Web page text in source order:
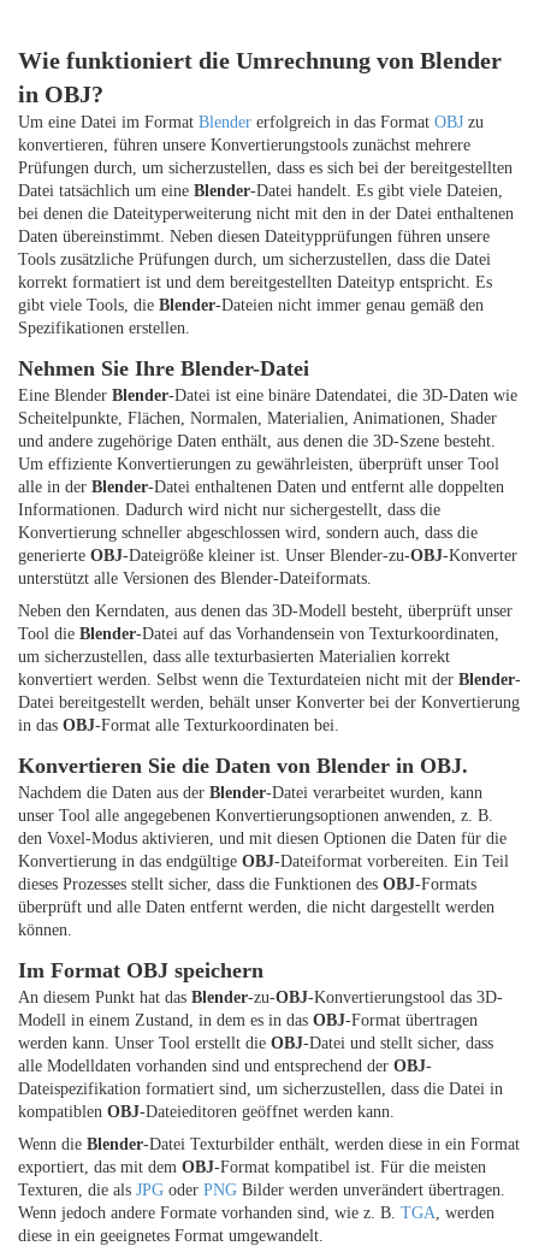
Wie funktioniert die Umrechnung von Blender
in OBJ?
Um eine Datei im Format Blender erfolgreich in das Format OBJ zu
konvertieren, führen unsere Konvertierungstools zunächst mehrere
Prüfungen durch, um sicherzustellen, dass es sich bei der bereitgestellten
Datei tatsächlich um eine Blender-Datei handelt. Es gibt viele Dateien,
bei denen die Dateityperweiterung nicht mit den in der Datei enthaltenen
Daten übereinstimmt. Neben diesen Dateitypprüfungen führen unsere
Tools zusätzliche Prüfungen durch, um sicherzustellen, dass die Datei
korrekt formatiert ist und dem bereitgestellten Dateityp entspricht. Es
gibt viele Tools, die Blender-Dateien nicht immer genau gemäß den
Spezifikationen erstellen.
Nehmen Sie Ihre Blender-Datei
Eine Blender Blender-Datei ist eine binäre Datendatei, die 3D-Daten wie
Scheitelpunkte, Flächen, Normalen, Materialien, Animationen, Shader
und andere zugehörige Daten enthält, aus denen die 3D-Szene besteht.
Um effiziente Konvertierungen zu gewährleisten, überprüft unser Tool
alle in der Blender-Datei enthaltenen Daten und entfernt alle doppelten
Informationen. Dadurch wird nicht nur sichergestellt, dass die
Konvertierung schneller abgeschlossen wird, sondern auch, dass die
generierte OBJ-Dateigröße kleiner ist. Unser Blender-zu-OBJ-Konverter
unterstützt alle Versionen des Blender-Dateiformats.
Neben den Kerndaten, aus denen das 3D-Modell besteht, überprüft unser
Tool die Blender-Datei auf das Vorhandensein von Texturkoordinaten,
um sicherzustellen, dass alle texturbasierten Materialien korrekt
konvertiert werden. Selbst wenn die Texturdateien nicht mit der Blender-
Datei bereitgestellt werden, behält unser Konverter bei der Konvertierung
in das OBJ-Format alle Texturkoordinaten bei.
Konvertieren Sie die Daten von Blender in OBJ.
Nachdem die Daten aus der Blender-Datei verarbeitet wurden, kann
unser Tool alle angegebenen Konvertierungsoptionen anwenden, z. B.
den Voxel-Modus aktivieren, und mit diesen Optionen die Daten für die
Konvertierung in das endgültige OBJ-Dateiformat vorbereiten. Ein Teil
dieses Prozesses stellt sicher, dass die Funktionen des OBJ-Formats
überprüft und alle Daten entfernt werden, die nicht dargestellt werden
können.
Im Format OBJ speichern
An diesem Punkt hat das Blender-zu-OBJ-Konvertierungstool das 3D-
Modell in einem Zustand, in dem es in das OBJ-Format übertragen
werden kann. Unser Tool erstellt die OBJ-Datei und stellt sicher, dass
alle Modelldaten vorhanden sind und entsprechend der OBJ-
Dateispezifikation formatiert sind, um sicherzustellen, dass die Datei in
kompatiblen OBJ-Dateieditoren geöffnet werden kann.
Wenn die Blender-Datei Texturbilder enthält, werden diese in ein Format
exportiert, das mit dem OBJ-Format kompatibel ist. Für die meisten
Texturen, die als JPG oder PNG Bilder werden unverändert übertragen.
Wenn jedoch andere Formate vorhanden sind, wie z. B. TGA, werden
diese in ein geeignetes Format umgewandelt.